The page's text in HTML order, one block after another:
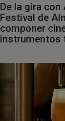
De la gira con
Festival de
componer
instrumentos